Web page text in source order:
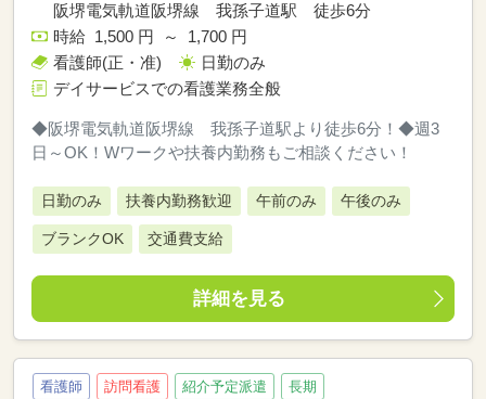
阪堺電気軌道阪堺線 我孫子道駅 徒歩6分
時給 1,500 円 ～ 1,700 円
看護師(正・准)
日勤のみ
デイサービスでの看護業務全般
◆阪堺電気軌道阪堺線 我孫子道駅より徒歩6分！◆週3
日～OK！Wワークや扶養内勤務もご相談ください！
日勤のみ 扶養内勤務歓迎 午前のみ 午後のみ
ブランクOK 交通費支給
詳細を見る
看護師 訪問看護 紹介予定派遣 長期